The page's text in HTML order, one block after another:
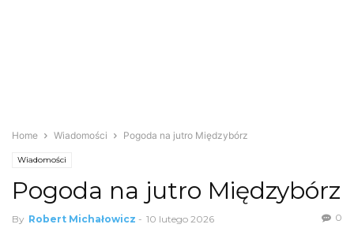
Home Wiadomości Pogoda na jutro Międzybórz
Wiadomości
Pogoda na jutro Międzybórz
By Robert Michałowicz - 10 lutego 2026 0